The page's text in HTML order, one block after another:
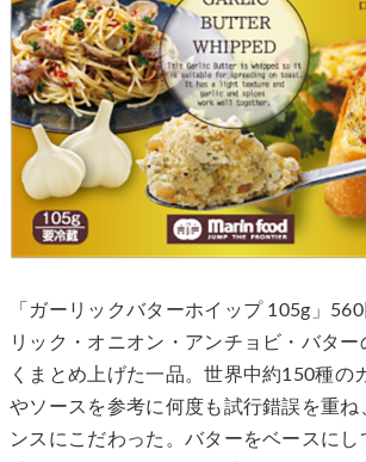
「ガーリックバターホイップ 105g」
リック・オニオン・アンチョビ・バター
くまとめ上げた一品。世界中約150種の
やソースを参考に何度も試行錯誤を重ね
ンスにこだわった。バターをベースにし